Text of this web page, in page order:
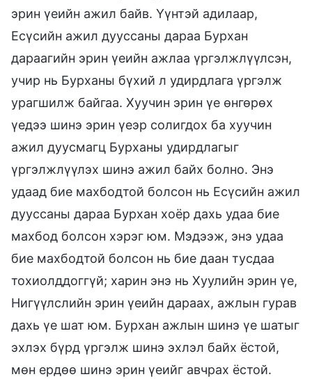
эрин үеийн ажил байв. Үүнтэй адилаар,
Есүсийн ажил дууссаны дараа Бурхан
дараагийн эрин үеийн ажлаа үргэлжлүүлсэн,
учир нь Бурханы бүхий л удирдлага үргэлж
урагшилж байгаа. Хуучин эрин үе өнгөрөх
үедээ шинэ эрин үеэр солигдох ба хуучин
ажил дуусмагц Бурханы удирдлагыг
үргэлжлүүлэх шинэ ажил байх болно. Энэ
удаад бие махбодтой болсон нь Есүсийн ажил
дууссаны дараа Бурхан хоёр дахь удаа бие
махбод болсон хэрэг юм. Мэдээж, энэ удаа
бие махбодтой болсон нь бие даан тусдаа
тохиолддоггүй; харин энэ нь Хуулийн эрин үе,
Нигүүлслийн эрин үеийн дараах, ажлын гурав
дахь үе шат юм. Бурхан ажлын шинэ үе шатыг
эхлэх бүрд үргэлж шинэ эхлэл байх ёстой,
мөн ердөө шинэ эрин үеийг авчрах ёстой.